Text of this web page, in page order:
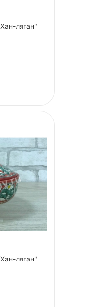
ляган"
ляган"